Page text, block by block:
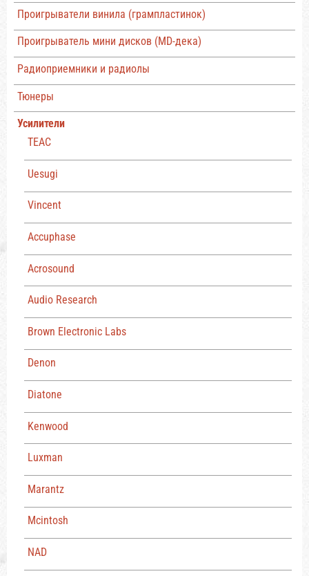
Проигрыватели винила (грампластинок)
Проигрыватель мини дисков (MD-дека)
Радиоприемники и радиолы
Тюнеры
Усилители
TEAC
Uesugi
Vincent
Accuphase
Acrosound
Audio Research
Brown Electronic Labs
Denon
Diatone
Kenwood
Luxman
Marantz
Mcintosh
NAD